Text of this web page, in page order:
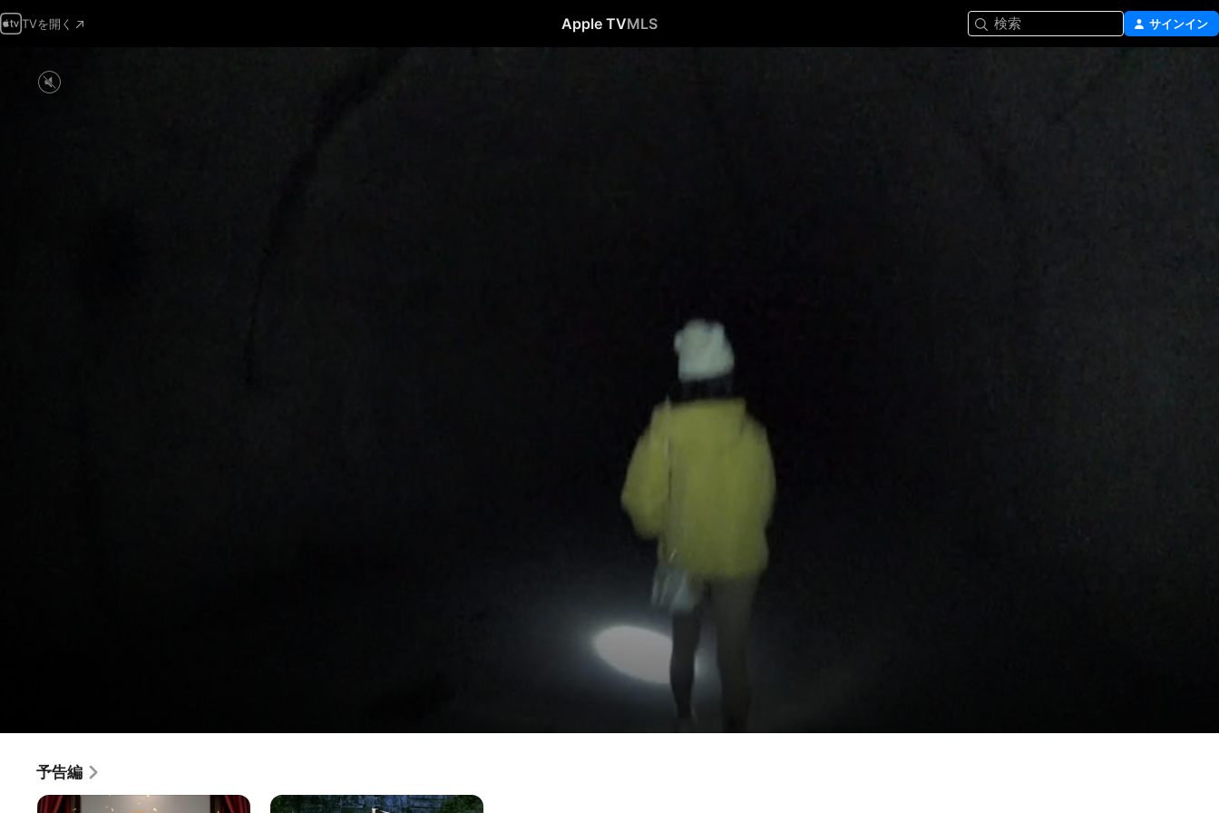
TVを開く Apple TVMLS 検索 サインイン
ホラー ·スリラー
SNSや動画サイト上で恐怖の声が絶えない九州屈指の心霊ス
予告編